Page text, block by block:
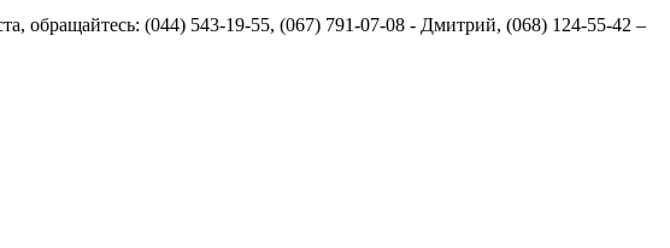
обращайтесь: (044) 543-19-55, (067) 791-07-08 - Дмитрий, (068) 124-55-42 –